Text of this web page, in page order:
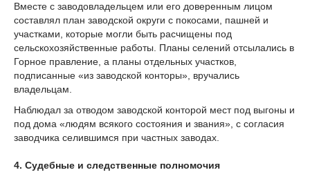
Вместе с заводовладельцем или его доверенным лицом
составлял план заводской округи с покосами, пашней и
участками, которые могли быть расчищены под
сельскохозяйственные работы. Планы селений отсылались в
Горное правление, а планы отдельных участков,
подписанные «из заводской конторы», вручались
владельцам.
Наблюдал за отводом заводской конторой мест под выгоны и
под дома «людям всякого состояния и звания», с согласия
заводчика селившимся при частных заводах.
4. Судебные и следственные полномочия